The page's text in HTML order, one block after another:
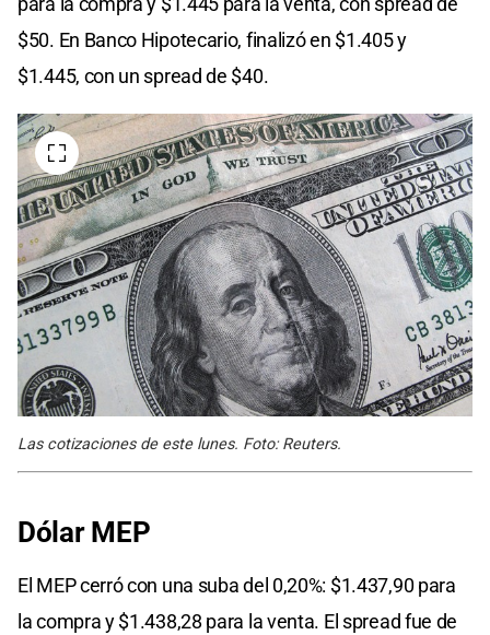
$50. En Banco Hipotecario, finalizó en $1.405 y
$1.445, con un spread de $40.
Las cotizaciones de este lunes. Foto: Reuters.
Dólar MEP
El MEP cerró con una suba del 0,20%: $1.437,90 para
la compra y $1.438,28 para la venta. El spread fue de